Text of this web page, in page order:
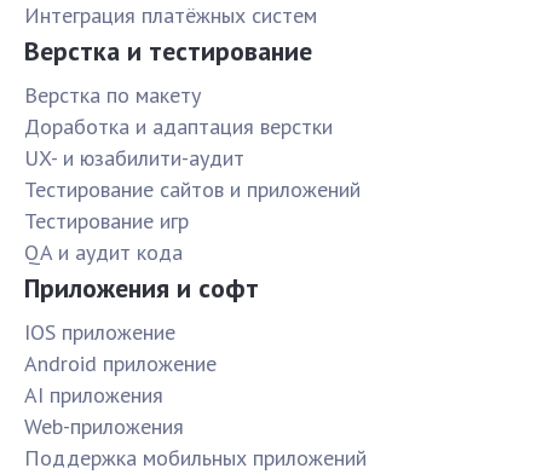
Интеграция платёжных систем
Верстка и тестирование
Верстка по макету
Доработка и адаптация верстки
UX- и юзабилити-аудит
Тестирование сайтов и приложений
Тестирование игр
QA и аудит кода
Приложения и софт
IOS приложение
Android приложение
AI приложения
Web-приложения
Поддержка мобильных приложений